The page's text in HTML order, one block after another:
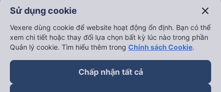
keyboard_arrow_down
Trở thành đối tác
Đối tác thanh toán
Sử dụng cookie close
Vexere dùng cookie để website hoạt động ổn định. Bạn có thể
xem chi tiết hoặc thay đổi lựa chọn bất kỳ lúc nào trong phần
Quản lý cookie. Tìm hiểu thêm trong Chính sách Cookie.
Chấp nhận tất cả